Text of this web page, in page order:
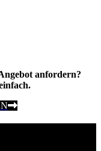
anfordern?